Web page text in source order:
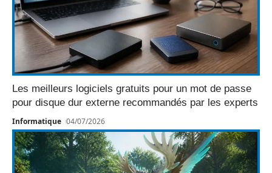
Les meilleurs logiciels gratuits pour un mot de passe
pour disque dur externe recommandés par les experts
Informatique 04/07/2026